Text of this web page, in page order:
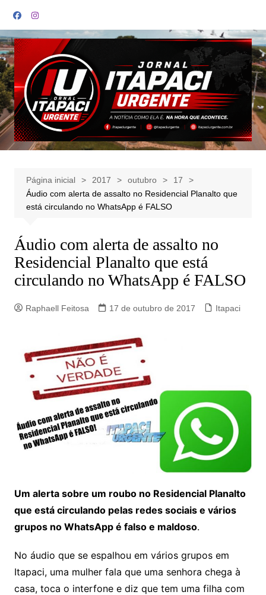
para
o
conteúdo
Página inicial 2017 outubro
17
Áudio com alerta de assalto no Residencial Planalto que
está circulando no WhatsApp é FALSO
Áudio com alerta de assalto no
Residencial Planalto que está
circulando no WhatsApp é FALSO
Raphaell Feitosa 17 de outubro de 2017 Itapaci
Um alerta sobre um roubo no Residencial Planalto
que está circulando pelas redes sociais e vários
grupos no WhatsApp é falso e maldoso.
No áudio que se espalhou em vários grupos em
Itapaci, uma mulher fala que uma senhora chega à
casa, toca o interfone e diz que tem uma filha com